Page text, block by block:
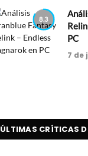
8.3
PC
7 de
ÚLTIMAS CRÍTICAS